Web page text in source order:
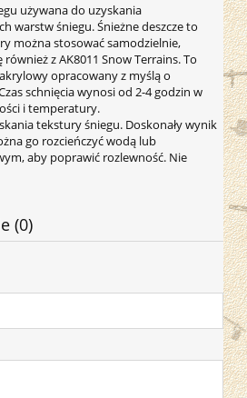
używana do uzyskania
warstw śniegu. Śnieżne deszcze to
można stosować samodzielnie,
z AK8011 Snow Terrains. To
opracowany z myślą o
schnięcia wynosi od 2-4 godzin w
i temperatury.
tekstury śniegu. Doskonały wynik
go rozcieńczyć wodą lub
aby poprawić rozlewność. Nie
(0)